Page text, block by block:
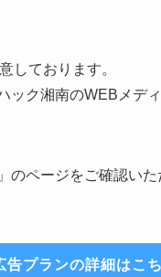
しております。
ック湘南のWEBメデ
ページをご確認い
告プランの詳細はこ